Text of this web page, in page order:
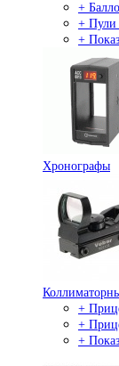
+
+ Пули
+
Хронографы
+
+
+